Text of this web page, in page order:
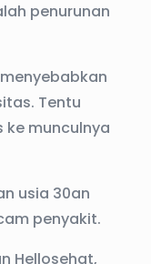
penurunan
Tentu
munculnya
usia 30an
penyakit.
Hellosehat,